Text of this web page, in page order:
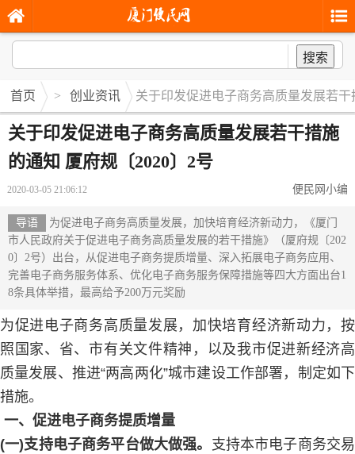
搜索
首页 > 创业资讯 关于印发促进电子商务高质量发展若
关于印发促进电子商务高质量发展若干措施
的通知 厦府规〔2020〕2号
2020-03-05 21:06:12 便民网小编
导语
为促进电子商务高质量发展，加快培育经济新动力，《厦门
市人民政府关于促进电子商务高质量发展的若干措施》（厦府规〔202
0〕2号）出台，从促进电子商务提质增量、深入拓展电子商务应用、
完善电子商务服务体系、优化电子商务服务保障措施等四大方面出台1
8条具体举措，最高给予200万元奖励
为促进电子商务高质量发展，加快培育经济新动力，按
照国家、省、市有关文件精神，以及我市促进新经济高
质量发展、推进“两高两化”城市建设工作部署，制定如下
措施。
一、促进电子商务提质增量
(一)支持电子商务平台做大做强。 支持本市电子商务交易